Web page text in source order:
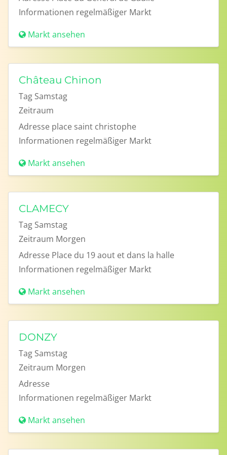
Informationen regelmäßiger Markt
Markt ansehen
Château Chinon
Tag Samstag
Zeitraum
Adresse place saint christophe
Informationen regelmäßiger Markt
Markt ansehen
CLAMECY
Tag Samstag
Zeitraum Morgen
Adresse Place du 19 aout et dans la halle
Informationen regelmäßiger Markt
Markt ansehen
DONZY
Tag Samstag
Zeitraum Morgen
Adresse
Informationen regelmäßiger Markt
Markt ansehen